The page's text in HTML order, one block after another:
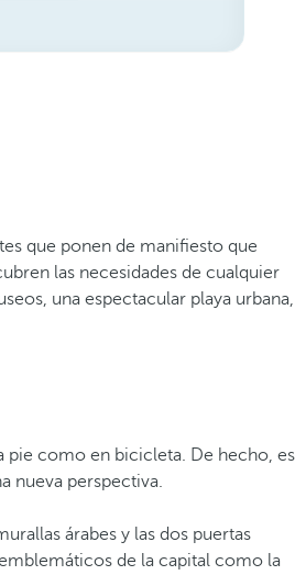
que ponen de manifiesto que
las necesidades de cualquier
una espectacular playa urbana,
pie como en bicicleta. De hecho, es
nueva perspectiva.
árabes y las dos puertas
de la capital como la